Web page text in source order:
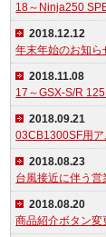
18～Ninja250
2018.12.12
年末年始のお知ら
2018.11.08
17～GSX-S/R
2018.09.21
03CB1300SF用
2018.08.23
台風接近に伴う営
2018.08.20
商品紹介ボタン変